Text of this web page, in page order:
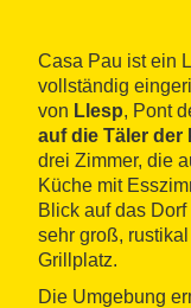
Casa Pau ist ein
vollständig
von Llesp, Pont
auf die Täler der
drei Zimmer, die
Küche mit
Blick auf das
sehr groß,
Grillplatz.
Die Umgebung